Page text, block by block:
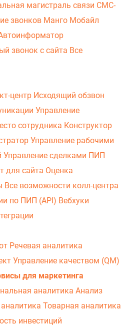
магистраль связи СМС-
звонков Манго Мобайл
звонок с сайта Все
центр Исходящий обзвон
Управление
сотрудника Конструктор
Управление рабочими
Управление сделками ПИП
для сайта Оценка
Все возможности колл-центра
по ПИП (API) Вебхуки
Речевая аналитика
Управление качеством (QM)
для маркетинга
аналитика Анализ
Товарная аналитика
инвестиций